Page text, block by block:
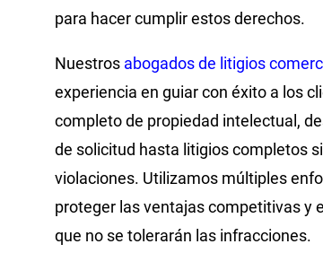
para hacer cumplir estos derechos.
Nuestros abogados de litigios
experiencia en guiar con éxito a los
completo de propiedad intelectual,
de solicitud hasta litigios completos
violaciones. Utilizamos múltiples
proteger las ventajas competitivas y
que no se tolerarán las infracciones.